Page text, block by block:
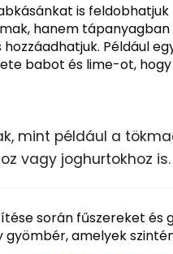
is
hanem
Például
babot és lime-ot,
mint például a
vagy joghurtokhoz is.
során fűszereket
gyömbér, amelyek